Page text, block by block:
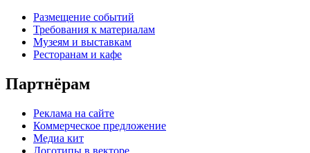
Размещение событий
Требования к материалам
Музеям и выставкам
Ресторанам и кафе
Партнёрам
Реклама на сайте
Коммерческое предложение
Медиа кит
Логотипы в векторе